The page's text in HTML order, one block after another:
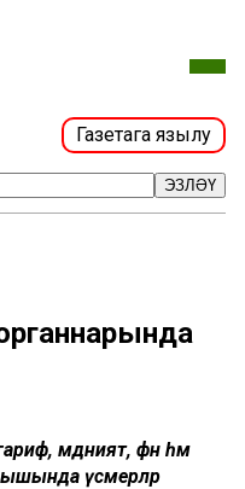
Газетага язылу
ЭЗЛӘҮ
мәдәният, фән һәм
үсмерләр